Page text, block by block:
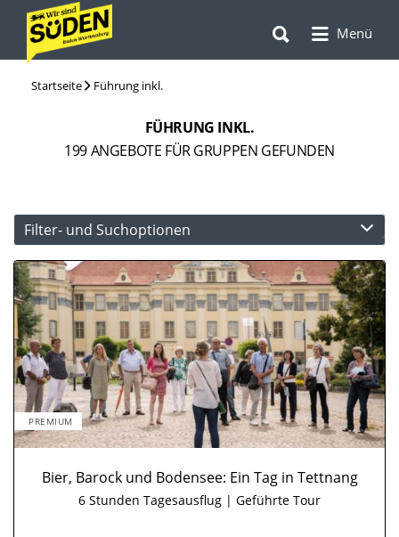
Suchen
nach:
Menü
Suchen
nach:
Startseite Führung inkl.
FÜHRUNG INKL.
199ANGEBOTE FÜR GRUPPEN GEFUNDEN
Filter- und Suchoptionen
PREMIUM
Bier, Barock und Bodensee: Ein Tag in Tettnang
6 Stunden Tagesausflug | Geführte Tour